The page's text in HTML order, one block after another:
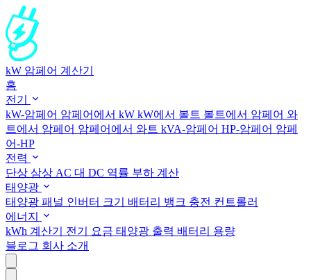
kW 암페어 계산기
홈
전기
kW-암페어 암페어에서 kW kW에서 볼트 볼트에서 암페어 와
트에서 암페어 암페어에서 와트 kVA-암페어 HP-암페어 암페
어-HP
전력
단상 삼상 AC 대 DC 역률 부하 계산
태양광
태양광 패널 인버터 크기 배터리 뱅크 충전 컨트롤러
에너지
kWh 계산기 전기 요금 태양광 출력 배터리 용량
블로그 회사 소개